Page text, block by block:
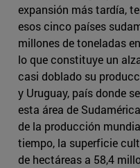
expansión más tardía,
esos cinco países
millones de toneladas
lo que constituye un
casi doblado su
y Uruguay, país donde
esta área de
de la producción
tiempo, la superficie
de hectáreas a 58,4